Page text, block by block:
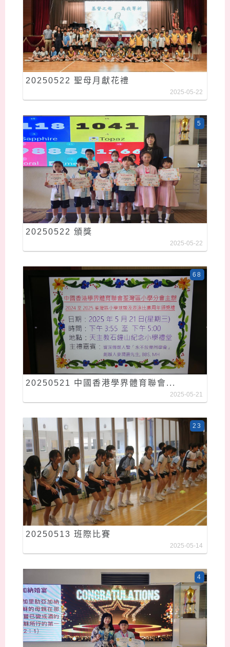
20250522 聖母月獻花禮
2025-05-22
20250522 頒獎
5
2025-05-22
20250521 中國香港學界體育聯會...
68
2025-05-21
20250513 班際比賽
23
2025-05-14
4